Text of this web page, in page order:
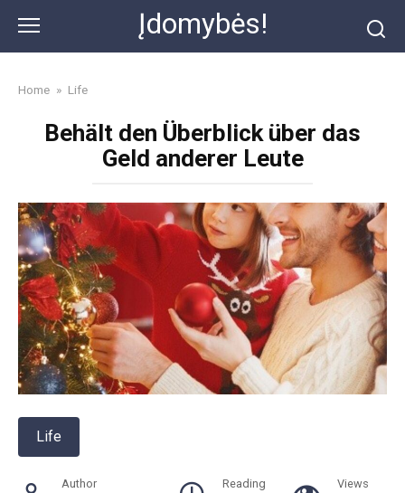
content
Įdomybės!
Home » Life
Behält den Überblick über das
Geld anderer Leute
Life
Author Reading Views